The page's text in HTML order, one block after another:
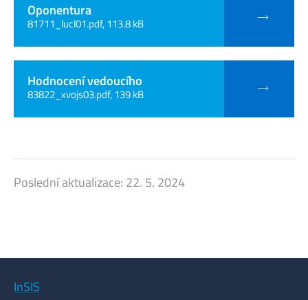
Oponentura
81711_lucl01.pdf, 113.8 kB
Hodnocení vedoucího
83822_xvojs03.pdf, 139 kB
Poslední aktualizace: 22. 5. 2024
InSIS